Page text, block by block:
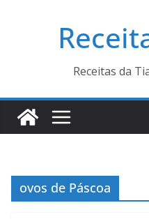
Receitas da
ovos de Páscoa